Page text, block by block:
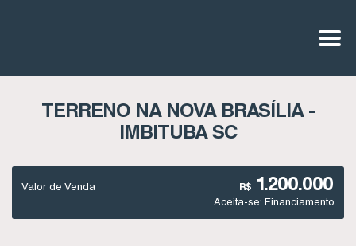
TERRENO NA NOVA BRASÍLIA -
IMBITUBA SC
R$ 1.200.000
Valor de Venda
Aceita-se: Financiamento